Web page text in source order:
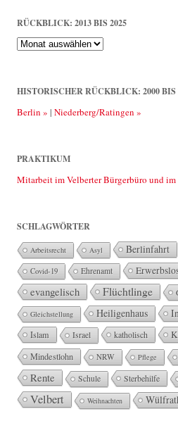
RÜCKBLICK: 2013 BIS 2025
Rückblick:
2013
HISTORISCHER RÜCKBLICK: 2000 BIS
Berlin » | Niederberg/Ratingen »
PRAKTIKUM
Mitarbeit im Velberter Bürgerbüro und
SCHLAGWÖRTER
Arbeitsrecht Asyl Berlinfahrt
Covid-19 Ehrenamt
evangelisch Flüchtlinge
Gleichstellung Heiligenhaus
Islam Israel katholisch
Mindestlohn NRW Pflege
Rente Schule Sterbehilfe
Velbert Weihnachten